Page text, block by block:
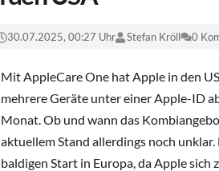
30.07.2025, 00:27 Uhr Stefan Kröll 0
Mit AppleCare One hat Apple in den
mehrere Geräte unter einer Apple-ID
Monat. Ob und wann das
aktuellem Stand allerdings noch
baldigen Start in Europa, da Apple sich